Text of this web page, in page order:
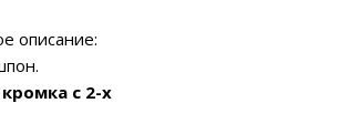
описание:
c 2-х